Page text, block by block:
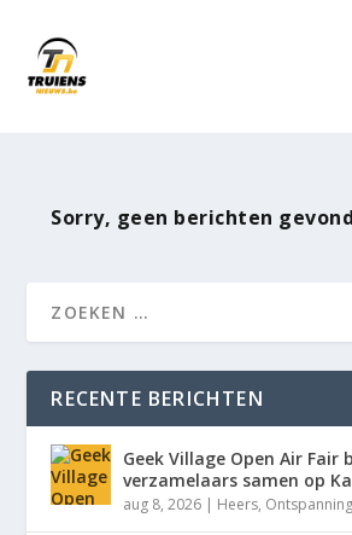
Sorry, geen berichten
RECENTE BERICHTEN
Geek Village Open Air Fair
verzamelaars samen op
aug 8, 2026 | Heers, Ontspanning